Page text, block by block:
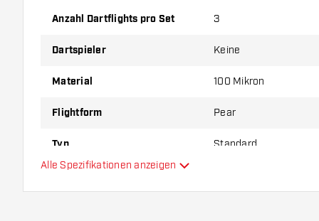
Dicke der Flights aus, um herauszufinden, welche
Anzahl Dartflights pro Set 3
Dartspieler Keine
Material 100 Mikron
Flightform Pear
Typ Standard
Alle Spezifikationen anzeigen